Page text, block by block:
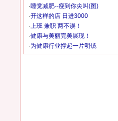
·睡觉减肥--瘦到你尖叫(图)
·开这样的店 日进3000
·上班 兼职 两不误！
·健康与美丽完美展现！
·为健康行业撑起一片明镜